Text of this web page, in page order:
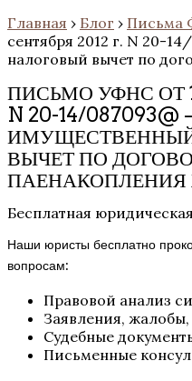
Главная › Блог › Письма
сентября 2012 г. N 20-
налоговый вычет по
ПИСЬМО УФНС ОТ
N 20-14/087093@
ВЫЧЕТ ПО
ПАЕНАКОПЛЕНИЯ
Бесплатная
Наши юристы бесплатно
вопросам:
Правовой анализ
Заявления,
Судебные
Письменные